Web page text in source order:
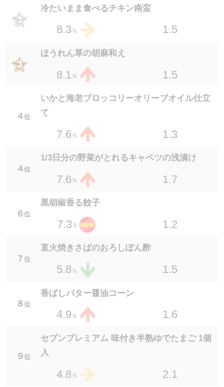
１６ 位
7P 銀鮭の塩焼
2.7 ％ 1.2
１７ 位
オレンジチキン
2.6 ％ 1.4
香ばしバター醤油コーン
野菜と食べる砂肝ポン酢
2.5 2.2
ポン酢で食べる砂ずりと玉ねぎ
2.5％
セブンプレミアム 鉄板焼きハンバーグ和風お
ろしソース140g
2.4 ％ 1.2
２１ 位
国産小麦使用ジューシー焼き餃子5個入り
2.4 ％ 1.2
２３ 位
セブンプレミアム 味付き半熟ゆでたまご 2個
入
2.3 ％ 1.5
冷たいまま食べるチキン南蛮
8.3 ％ 1.5
ほうれん草の胡麻和え
8.1 ％ 1.5
４ 位
いかと海老ブロッコリーオリーブオイル仕立
て
7.6 ％ 1.3
４ 位
1/3日分の野菜がとれるキャベツの浅漬け
7.6 ％ 1.7
６ 位
黒胡椒香る餃子
7.3 ％ 1.2
７ 位
直火焼きさばのおろしぽん酢
5.8 ％ 1.5
８ 位
香ばしバター醤油コーン
4.9 ％ 1.6
９ 位
セブンプレミアム 味付き半熟ゆでたまご 1個
入
4.8 ％ 2.1